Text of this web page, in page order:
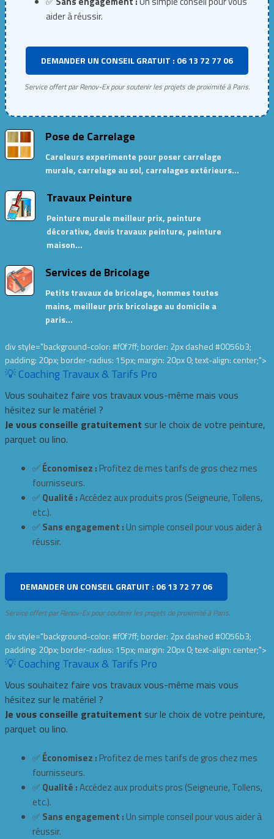
aider à réussir.
DEMANDER UN CONSEIL GRATUIT : 06 13 72 77 06
Service offert par Renov-Ex pour soutenir les projets de proximité à Paris.
Pose de Carrelage
Careleurs experimente pour poser carrelage
murale, carrelage au sol, carrelages extérieurs…
Travaux Peinture
Peinture murale meilleur prix, peinture
décorative, devis travaux peinture, peinture
maison…
Services de Bricolage
Petits travaux de bricolage, hommes toutes
mains, meilleur prix bricolage au domicile a
paris…
div style="background-color: #f0f7ff; border: 2px dashed #0056b3;
padding: 20px; border-radius: 15px; margin: 20px 0; text-align: center;">
💡 Coaching Travaux & Tarifs Pro
Vous souhaitez faire vos travaux vous-même mais vous
hésitez sur le matériel ?
Je vous conseille gratuitement sur le choix de votre peinture,
parquet ou lino.
✅ Économisez : Profitez de mes tarifs de gros chez mes
fournisseurs.
✅ Qualité :Accédez aux produits pros (Seigneurie, Tollens,
etc.).
✅ Sans engagement : Un simple conseil pour vous aider à
réussir.
DEMANDER UN CONSEIL GRATUIT : 06 13 72 77 06
Service offert par Renov-Ex pour soutenir les projets de proximité à Paris.
div style="background-color: #f0f7ff; border: 2px dashed #0056b3;
padding: 20px; border-radius: 15px; margin: 20px 0; text-align: center;">
💡 Coaching Travaux & Tarifs Pro
Vous souhaitez faire vos travaux vous-même mais vous
hésitez sur le matériel ?
Je vous conseille gratuitement sur le choix de votre peinture,
parquet ou lino.
✅ Économisez : Profitez de mes tarifs de gros chez mes
fournisseurs.
✅ Qualité :Accédez aux produits pros (Seigneurie, Tollens,
etc.).
✅ Sans engagement : Un simple conseil pour vous aider à
réussir.